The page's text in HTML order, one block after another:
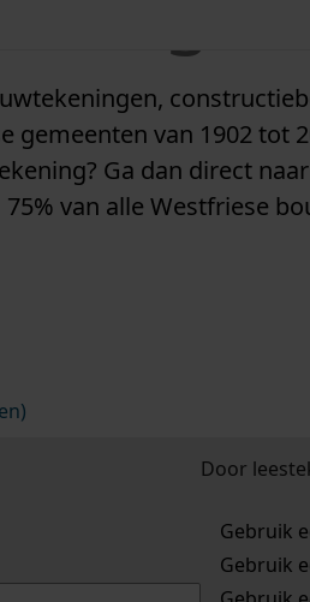
gemeenten van 1902 tot
Ga dan direct naar
van alle Westfriese
Door
Gebruik
Gebruik